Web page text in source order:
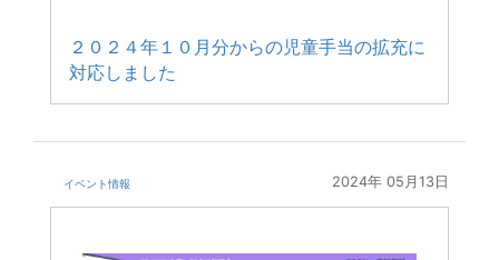
２０２４年１０月分からの児童手当の拡充に
対応しました
イベント情報 2024年 05月13日